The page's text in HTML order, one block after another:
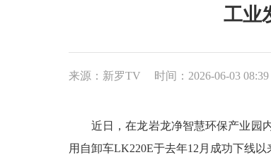
工业
来源：新罗TV 时间：2026-06-03 08:39
近日，在龙岩龙净智慧环保产业园内
用自卸车LK220E于去年12月成功下线